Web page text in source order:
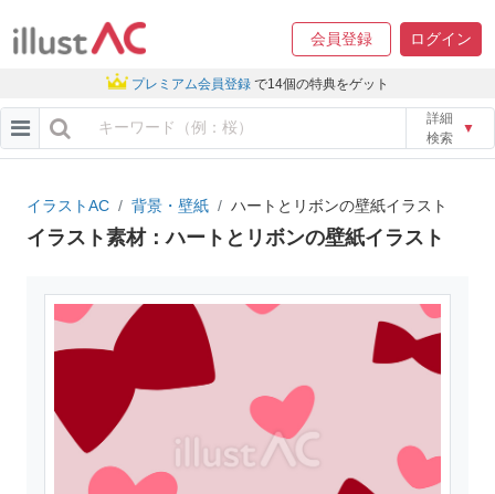
会員登録 ログイン
プレミアム会員登録 で14個の特典をゲット
詳細
検索
▼
イラストAC 背景・壁紙 ハートとリボンの壁紙イラスト
イラスト素材：ハートとリボンの壁紙イラスト